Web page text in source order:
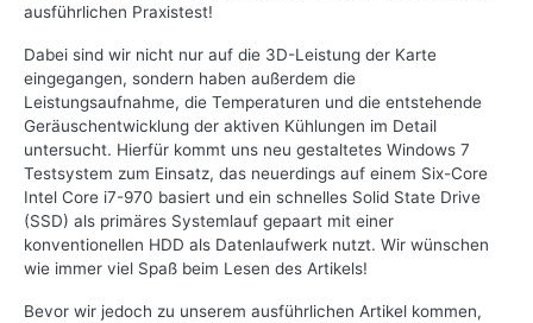
ausführlichen Praxistest!
Dabei sind wir nicht nur auf die 3D-Leistung der Karte
eingegangen, sondern haben außerdem die
Leistungsaufnahme, die Temperaturen und die entstehende
Geräuschentwicklung der aktiven Kühlungen im Detail
untersucht. Hierfür kommt uns neu gestaltetes Windows 7
Testsystem zum Einsatz, das neuerdings auf einem Six-Core
Intel Core i7-970 basiert und ein schnelles Solid State Drive
(SSD) als primäres Systemlauf gepaart mit einer
konventionellen HDD als Datenlaufwerk nutzt. Wir wünschen
wie immer viel Spaß beim Lesen des Artikels!
Bevor wir jedoch zu unserem ausführlichen Artikel kommen,